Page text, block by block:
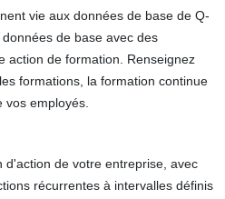
vie aux données de base de Q-
de base avec des
action de formation. Renseignez
formations, la formation continue
employés.
de votre entreprise, avec
récurrentes à intervalles définis